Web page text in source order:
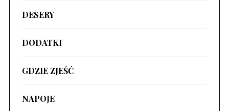
DESERY
DODATKI
GDZIE ZJEŚĆ
NAPOJE